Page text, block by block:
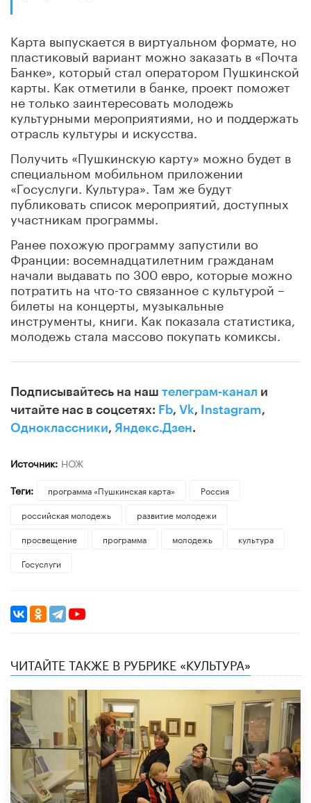
Карта выпускается в виртуальном формате, но
пластиковый вариант можно заказать в «Почта
Банке», который стал оператором Пушкинской
карты. Как отметили в банке, проект поможет
не только заинтересовать молодежь
культурными мероприятиями, но и поддержать
отрасль культуры и искусства.
Получить «Пушкинскую карту» можно будет в
специальном мобильном приложении
«Госуслуги. Культура». Там же будут
публиковать список мероприятий, доступных
участникам программы.
Ранее похожую программу запустили во
Франции: восемнадцатилетним гражданам
начали выдавать по 300 евро, которые можно
потратить на что-то связанное с культурой –
билеты на концерты, музыкальные
инструменты, книги. Как показала статистика,
молодежь стала массово покупать комиксы.
Подписывайтесь на наш телеграм-канал и
читайте нас в соцсетях: Fb, Vk, Instagram,
Одноклассники, Яндекс.Дзен.
Источник: НОЖ
Теги:
программа «Пушкинская карта»
Россия
российская молодежь
развитие молодежи
просвещение
программа молодежь
культура
Госуслуги
ЧИТАЙТЕ ТАКЖЕ В РУБРИКЕ «КУЛЬТУРА»